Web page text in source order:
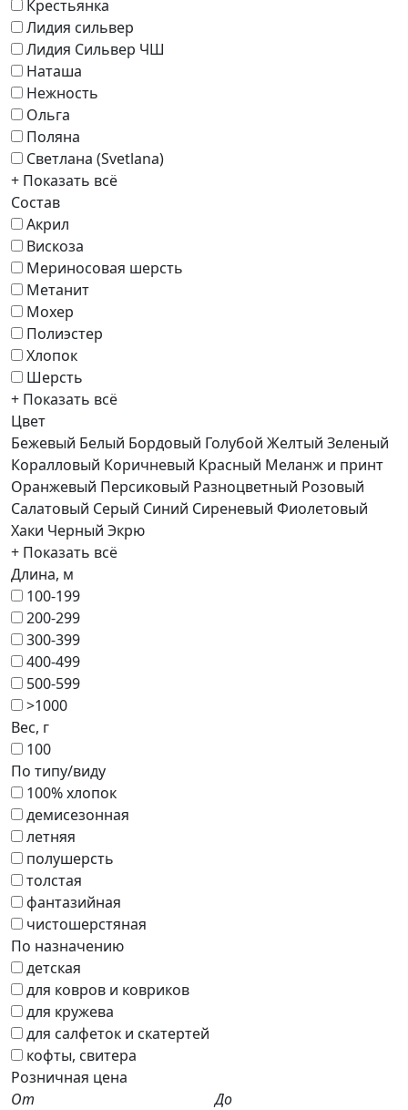
Крестьянка
Лидия сильвер
Лидия Сильвер ЧШ
Наташа
Нежность
Ольга
Поляна
Светлана (Svetlana)
+ Показать всё
Состав
Акрил
Вискоза
Мериносовая шерсть
Метанит
Мохер
Полиэстер
Хлопок
Шерсть
+ Показать всё
Цвет
Бежевый Белый Бордовый Голубой Желтый Зеленый
Коралловый Коричневый Красный Меланж и принт
Оранжевый Персиковый Разноцветный Розовый
Салатовый Серый Синий Сиреневый Фиолетовый
Хаки Черный Экрю
+ Показать всё
Длина, м
100-199
200-299
300-399
400-499
500-599
>1000
Вес, г
100
По типу/виду
100% хлопок
демисезонная
летняя
полушерсть
толстая
фантазийная
чистошерстяная
По назначению
детская
для ковров и ковриков
для кружева
для салфеток и скатертей
кофты, свитера
Розничная цена
От
До